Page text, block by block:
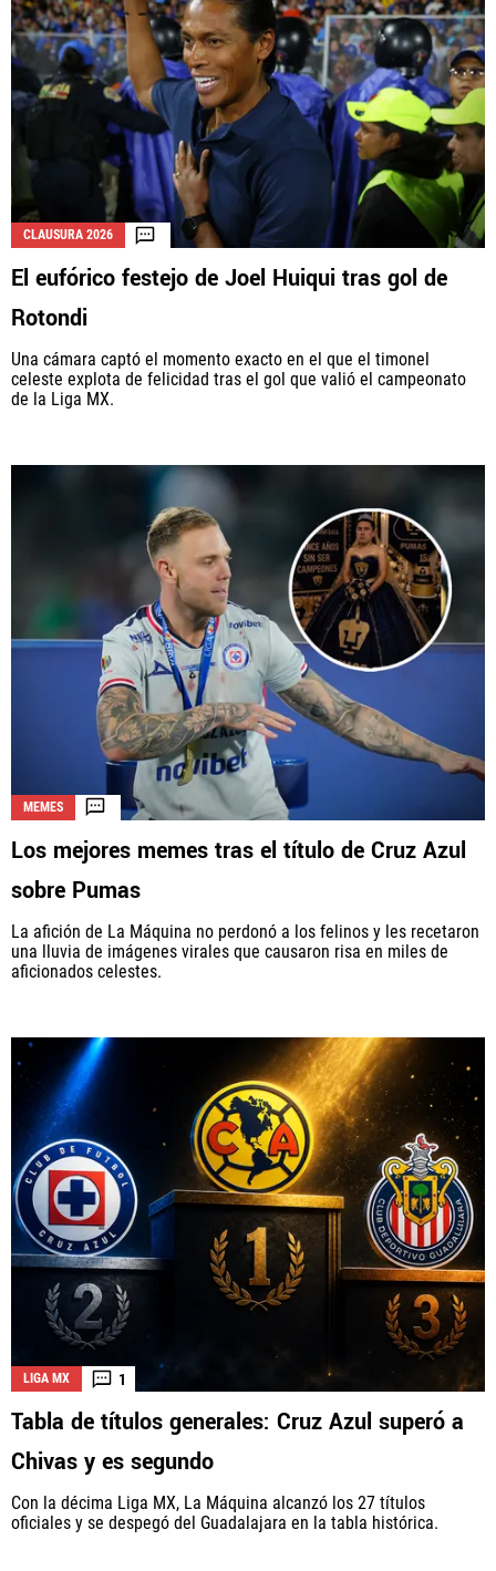
CLAUSURA 2026
El eufórico festejo de Joel Huiqui tras gol de
Rotondi
Una cámara captó el momento exacto en el que el timonel
celeste explota de felicidad tras el gol que valió el campeonato
de la Liga MX.
MEMES
Los mejores memes tras el título de Cruz Azul
sobre Pumas
La afición de La Máquina no perdonó a los felinos y les recetaron
una lluvia de imágenes virales que causaron risa en miles de
aficionados celestes.
LIGA MX 1
Tabla de títulos generales: Cruz Azul superó a
Chivas y es segundo
Con la décima Liga MX, La Máquina alcanzó los 27 títulos
oficiales y se despegó del Guadalajara en la tabla histórica.